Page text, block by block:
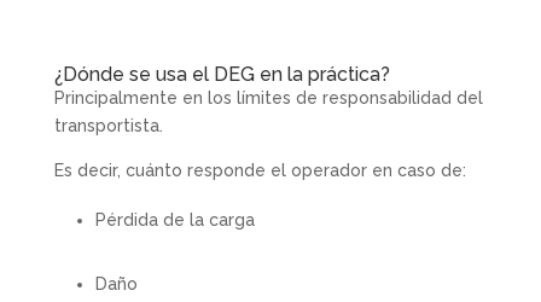
¿Dónde se usa el DEG en la práctica?
Principalmente en los límites de responsabilidad del
transportista.
Es decir, cuánto responde el operador en caso de:
Pérdida de la carga
Daño